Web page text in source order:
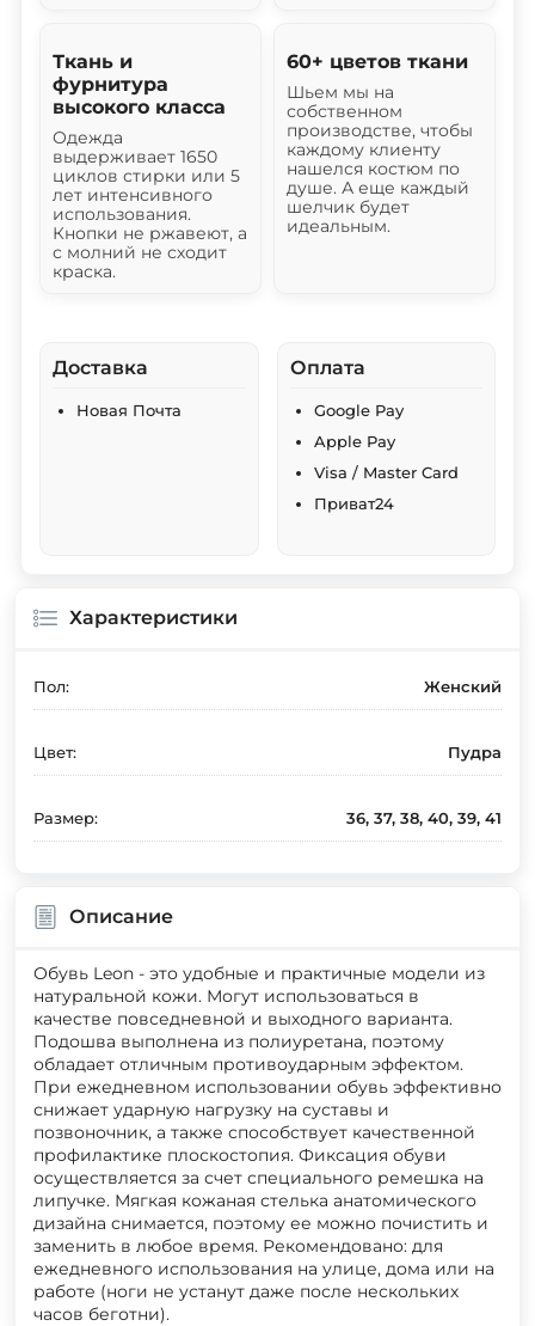
Ткань и
фурнитура
высокого класса
Одежда
выдерживает 1650
циклов стирки или 5
лет интенсивного
использования.
Кнопки не ржавеют, а
с молний не сходит
краска.
60+ цветов ткани
Шьем мы на
собственном
производстве, чтобы
каждому клиенту
нашелся костюм по
душе. А еще каждый
шелчик будет
идеальным.
Доставка
Новая Почта
Оплата
Google Pay
Apple Pay
Visa / Master Card
Приват24
Характеристики
Пол: Женский
Цвет: Пудра
Размер: 36, 37, 38, 40, 39, 41
Описание
Обувь Leon - это удобные и практичные модели из
натуральной кожи. Могут использоваться в
качестве повседневной и выходного варианта.
Подошва выполнена из полиуретана, поэтому
обладает отличным противоударным эффектом.
При ежедневном использовании обувь эффективно
снижает ударную нагрузку на суставы и
позвоночник, а также способствует качественной
профилактике плоскостопия. Фиксация обуви
осуществляется за счет специального ремешка на
липучке. Мягкая кожаная стелька анатомического
дизайна снимается, поэтому ее можно почистить и
заменить в любое время. Рекомендовано: для
ежедневного использования на улице, дома или на
работе (ноги не устанут даже после нескольких
часов беготни).